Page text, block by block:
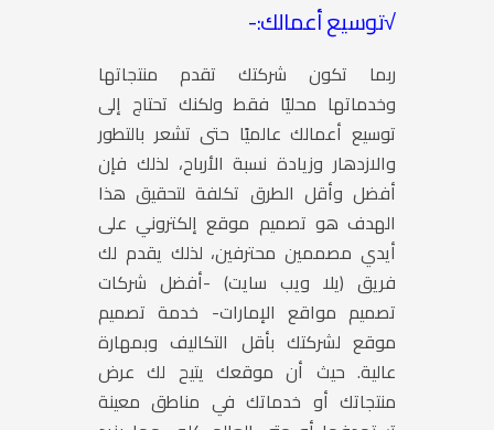
√توسيع أعمالك:-
ربما تكون شركتك تقدم منتجاتها
وخدماتها محليًا فقط ولكنك تحتاج إلى
توسيع أعمالك عالميًا حتى تشعر بالتطور
والازدهار وزيادة نسبة الأرباح، لذلك فإن
أفضل وأقل الطرق تكلفة لتحقيق هذا
الهدف هو تصميم موقع إلكتروني على
أيدي مصممين محترفين، لذلك يقدم لك
فريق (يلا ويب سايت) -أفضل شركات
تصميم مواقع الإمارات- خدمة تصميم
موقع لشركتك بأقل التكاليف وبمهارة
عالية. حيث أن موقعك يتيح لك عرض
منتجاتك أو خدماتك في مناطق معينة